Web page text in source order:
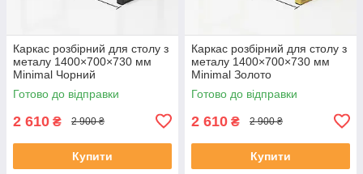
Каркас розбірний для столу з
металу 1400×700×730 мм
Minimal Чорний
Готово до відправки
2 610 ₴ 2 900 ₴
Купити
Каркас розбірний для столу з
металу 1400×700×730 мм
Minimal Золото
Готово до відправки
2 610 ₴ 2 900 ₴
Купити